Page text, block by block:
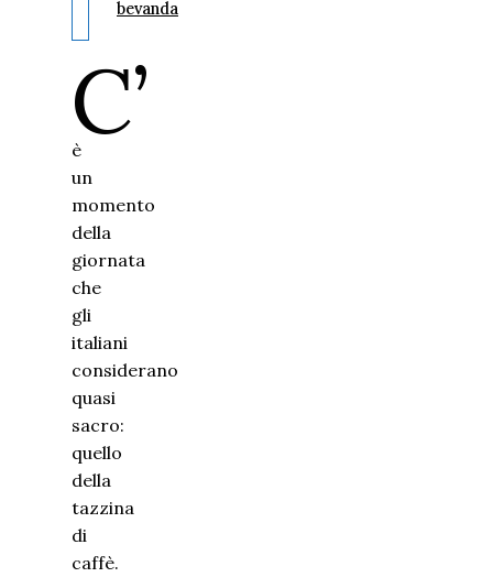
bevanda
C’
è
un
momento
della
giornata
che
gli
italiani
considerano
quasi
sacro:
quello
della
tazzina
di
caffè.